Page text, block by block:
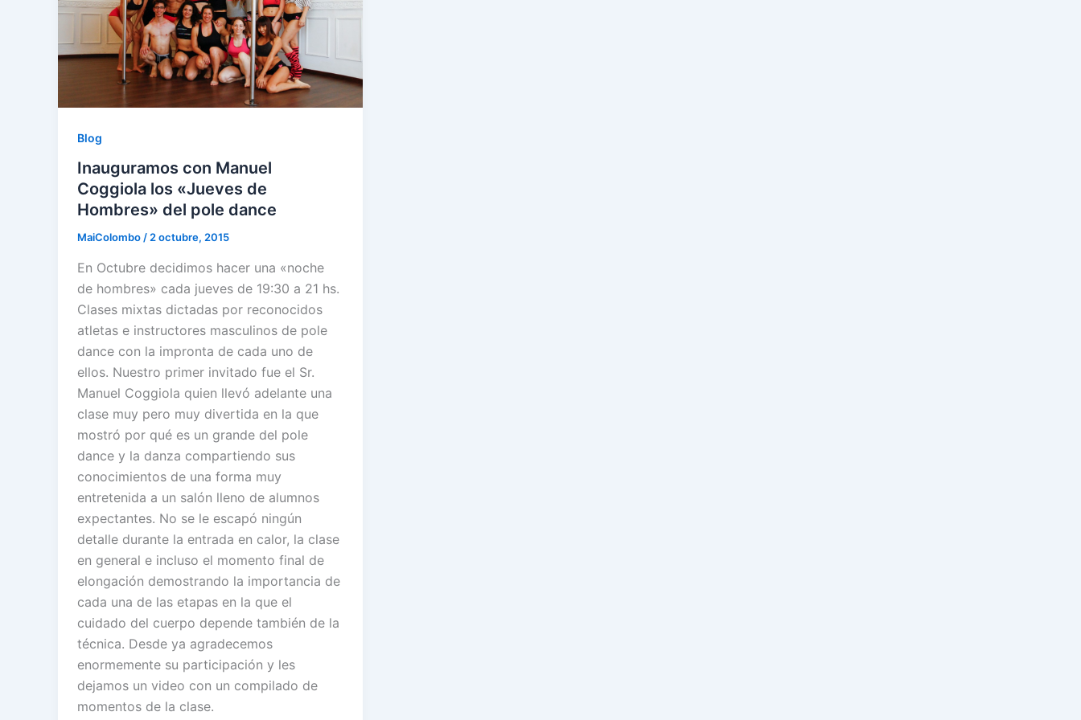
Blog
Inauguramos con Manuel
Coggiola los «Jueves de
Hombres» del pole dance
MaiColombo/2 octubre, 2015
En Octubre decidimos hacer una «noche
de hombres» cada jueves de 19:30 a 21 hs.
Clases mixtas dictadas por reconocidos
atletas e instructores masculinos de pole
dance con la impronta de cada uno de
ellos. Nuestro primer invitado fue el Sr.
Manuel Coggiola quien llevó adelante una
clase muy pero muy divertida en la que
mostró por qué es un grande del pole
dance y la danza compartiendo sus
conocimientos de una forma muy
entretenida a un salón lleno de alumnos
expectantes. No se le escapó ningún
detalle durante la entrada en calor, la clase
en general e incluso el momento final de
elongación demostrando la importancia de
cada una de las etapas en la que el
cuidado del cuerpo depende también de la
técnica. Desde ya agradecemos
enormemente su participación y les
dejamos un video con un compilado de
momentos de la clase.